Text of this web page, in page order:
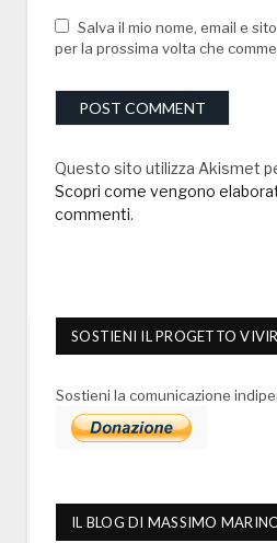
Salva il mio nome, email e
per la prossima volta che
Questo sito utilizza Akismet
Scopri come vengono
commenti.
SOSTIENI IL PROGETTO
Sostieni la comunicazione
IL BLOG DI MASSIMO